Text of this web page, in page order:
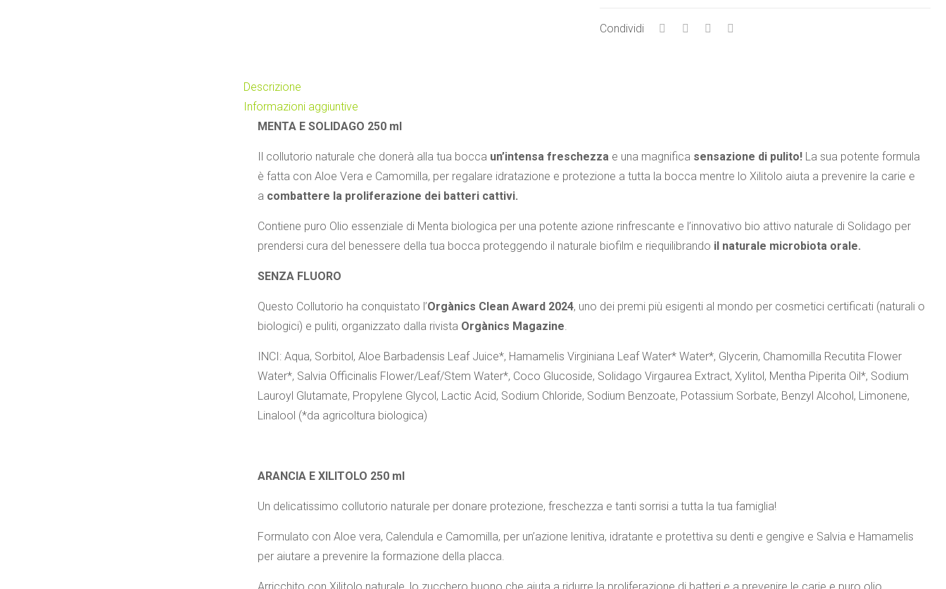
Condividi
Descrizione
Informazioni aggiuntive
MENTA E SOLIDAGO 250 ml
Il collutorio naturale che donerà alla tua bocca un’intensa freschezzae una magnifica sensazione di pulito!La sua potente formula
è fatta con Aloe Vera e Camomilla, per regalare idratazione e protezione a tutta la bocca mentre lo Xilitolo aiuta a prevenire la carie e
a combattere la proliferazione dei batteri cattivi.
Contiene puro Olio essenziale di Menta biologica per una potente azione rinfrescante e l’innovativo bio attivo naturale di Solidago per
prendersi cura del benessere della tua bocca proteggendo il naturale biofilm e riequilibrando il naturale microbiota orale.
SENZA FLUORO
Questo Collutorio ha conquistato l’Orgànics Clean Award 2024, uno dei premi più esigenti al mondo per cosmetici certificati (naturali o
biologici) e puliti, organizzato dalla rivista Orgànics Magazine.
INCI: Aqua, Sorbitol, Aloe Barbadensis Leaf Juice*, Hamamelis Virginiana Leaf Water* Water*, Glycerin, Chamomilla Recutita Flower
Water*, Salvia Officinalis Flower/Leaf/Stem Water*, Coco Glucoside, Solidago Virgaurea Extract, Xylitol, Mentha Piperita Oil*, Sodium
Lauroyl Glutamate, Propylene Glycol, Lactic Acid, Sodium Chloride, Sodium Benzoate, Potassium Sorbate, Benzyl Alcohol, Limonene,
Linalool (*da agricoltura biologica)
ARANCIA E XILITOLO 250 ml
Un delicatissimo collutorio naturale per donare protezione, freschezza e tanti sorrisi a tutta la tua famiglia!
Formulato con Aloe vera, Calendula e Camomilla, per un’azione lenitiva, idratante e protettiva su denti e gengive e Salvia e Hamamelis
per aiutare a prevenire la formazione della placca.